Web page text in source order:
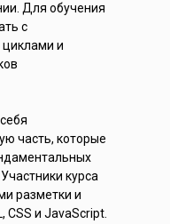
Для обучения
с
и
часть, которые
курса
разметки и
CSS и JavaScript.